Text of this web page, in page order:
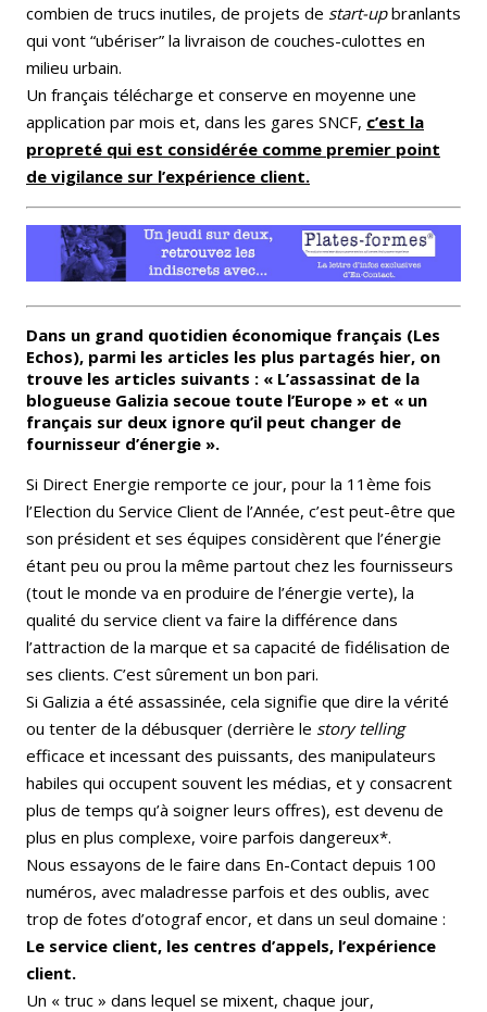
combien de trucs inutiles, de projets de start-upbranlants
qui vont “ubériser” la livraison de couches-culottes en
milieu urbain.
Un français télécharge et conserve en moyenne une
application par mois et, dans les gares SNCF, c’est la
propreté qui est considérée comme premier point
de vigilance sur l’expérience client.
Dans un grand quotidien économique français (Les
Echos), parmi les articles les plus partagés hier, on
trouve les articles suivants : « L’assassinat de la
blogueuse Galizia secoue toute l’Europe » et « un
français sur deux ignore qu’il peut changer de
fournisseur d’énergie ».
Si Direct Energie remporte ce jour, pour la 11ème fois
l’Election du Service Client de l’Année, c’est peut-être que
son président et ses équipes considèrent que l’énergie
étant peu ou prou la même partout chez les fournisseurs
(tout le monde va en produire de l’énergie verte), la
qualité du service client va faire la différence dans
l’attraction de la marque et sa capacité de fidélisation de
ses clients. C’est sûrement un bon pari.
Si Galizia a été assassinée, cela signifie que dire la vérité
ou tenter de la débusquer (derrière le story telling
efficace et incessant des puissants, des manipulateurs
habiles qui occupent souvent les médias, et y consacrent
plus de temps qu’à soigner leurs offres), est devenu de
plus en plus complexe, voire parfois dangereux*.
Nous essayons de le faire dans En-Contact depuis 100
numéros, avec maladresse parfois et des oublis, avec
trop de fotes d’otograf encor, et dans un seul domaine :
Le service client, les centres d’appels, l’expérience
client.
Un « truc » dans lequel se mixent, chaque jour,